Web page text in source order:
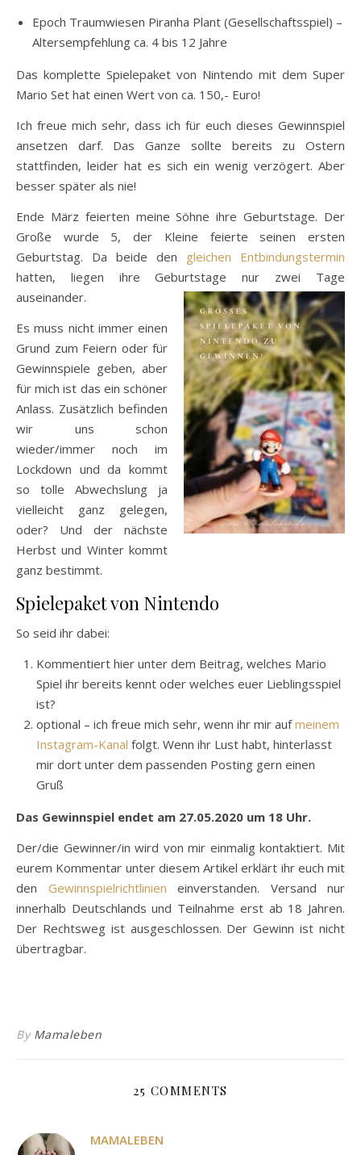
Epoch Traumwiesen Piranha Plant (Gesellschaftsspiel) –
Altersempfehlung ca. 4 bis 12 Jahre
Das komplette Spielepaket von Nintendo mit dem Super
Mario Set hat einen Wert von ca. 150,- Euro!
Ich freue mich sehr, dass ich für euch dieses Gewinnspiel
ansetzen darf. Das Ganze sollte bereits zu Ostern
stattfinden, leider hat es sich ein wenig verzögert. Aber
besser später als nie!
Ende März feierten meine Söhne ihre Geburtstage. Der
Große wurde 5, der Kleine feierte seinen ersten
Geburtstag. Da beide den gleichen Entbindungstermin
hatten, liegen ihre Geburtstage nur zwei Tage
auseinander.
Es muss nicht immer einen
Grund zum Feiern oder für
Gewinnspiele geben, aber
für mich ist das ein schöner
Anlass. Zusätzlich befinden
wir uns schon
wieder/immer noch im
Lockdown und da kommt
so tolle Abwechslung ja
vielleicht ganz gelegen,
oder? Und der nächste
Herbst und Winter kommt
ganz bestimmt.
Spielepaket von Nintendo
So seid ihr dabei:
Kommentiert hier unter dem Beitrag, welches Mario
Spiel ihr bereits kennt oder welches euer Lieblingsspiel
ist?
optional – ich freue mich sehr, wenn ihr mir aufmeinem
Instagram-Kanal folgt. Wenn ihr Lust habt, hinterlasst
mir dort unter dem passenden Posting gern einen
Gruß
Das Gewinnspiel endet am 27.05.2020 um 18 Uhr.
Der/die Gewinner/in wird von mir einmalig kontaktiert. Mit
eurem Kommentar unter diesem Artikel erklärt ihr euch mit
den Gewinnspielrichtlinien einverstanden. Versand nur
innerhalb Deutschlands und Teilnahme erst ab 18 Jahren.
Der Rechtsweg ist ausgeschlossen. Der Gewinn ist nicht
übertragbar.
By Mamaleben
25 COMMENTS
MAMALEBEN